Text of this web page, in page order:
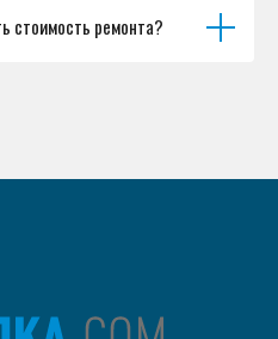
стоимость ремонта?